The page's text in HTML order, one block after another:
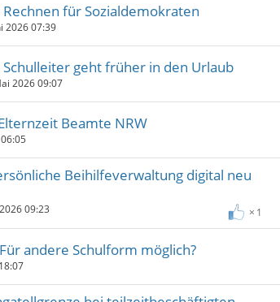
für Sozialdemokraten
2026 07:39
geht früher in den Urlaub
2026 09:07
Beamte NRW
Beihilfeverwaltung digital neu
1
09:23
andere Schulform möglich?